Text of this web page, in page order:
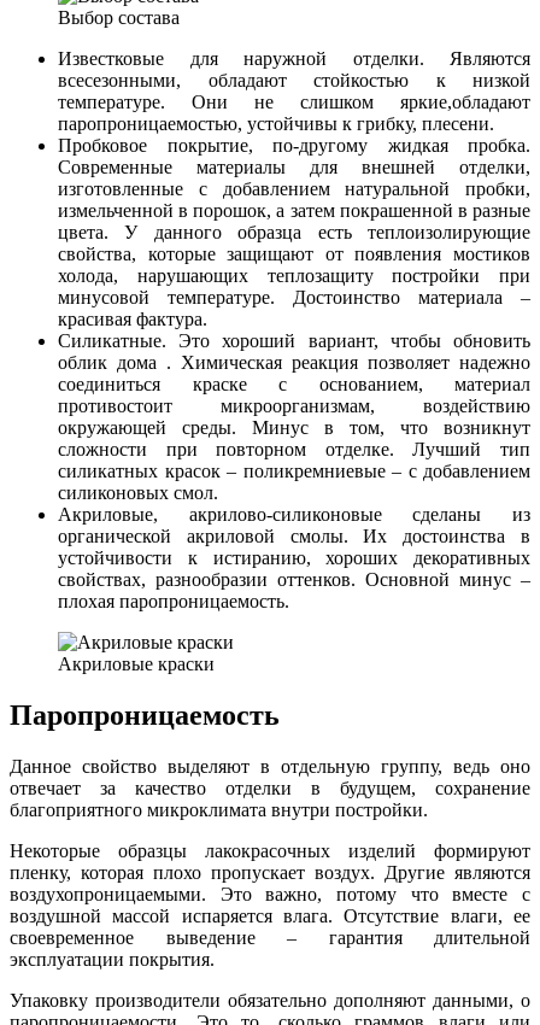
Выбор состава
Известковые для наружной отделки. Являются
всесезонными, обладают стойкостью к низкой
температуре. Они не слишком яркие,обладают
паропроницаемостью, устойчивы к грибку, плесени.
Пробковое покрытие, по-другому жидкая пробка.
Современные материалы для внешней отделки,
изготовленные с добавлением натуральной пробки,
измельченной в порошок, а затем покрашенной в разные
цвета. У данного образца есть теплоизолирующие
свойства, которые защищают от появления мостиков
холода, нарушающих теплозащиту постройки при
минусовой температуре. Достоинство материала –
красивая фактура.
Силикатные. Это хороший вариант, чтобы обновить
облик дома . Химическая реакция позволяет надежно
соединиться краске с основанием, материал
противостоит микроорганизмам, воздействию
окружающей среды. Минус в том, что возникнут
сложности при повторном отделке. Лучший тип
силикатных красок – поликремниевые – с добавлением
силиконовых смол.
Акриловые, акрилово-силиконовые сделаны из
органической акриловой смолы. Их достоинства в
устойчивости к истиранию, хороших декоративных
свойствах, разнообразии оттенков. Основной минус –
плохая паропроницаемость.
Акриловые краски
Паропроницаемость
Данное свойство выделяют в отдельную группу, ведь оно
отвечает за качество отделки в будущем, сохранение
благоприятного микроклимата внутри постройки.
Некоторые образцы лакокрасочных изделий формируют
пленку, которая плохо пропускает воздух. Другие являются
воздухопроницаемыми. Это важно, потому что вместе с
воздушной массой испаряется влага. Отсутствие влаги, ее
своевременное выведение – гарантия длительной
эксплуатации покрытия.
Упаковку производители обязательно дополняют данными, о